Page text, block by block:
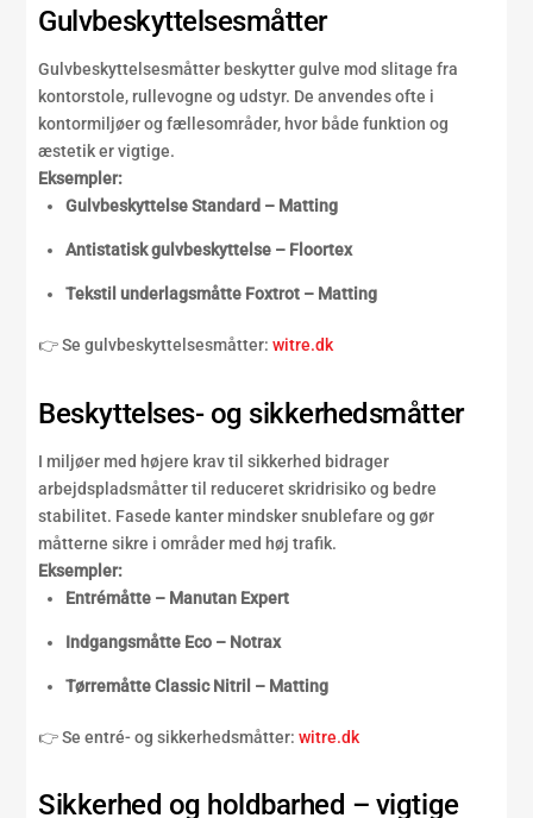
Gulvbeskyttelsesmåtter
Gulvbeskyttelsesmåtter beskytter gulve mod slitage fra
kontorstole, rullevogne og udstyr. De anvendes ofte i
kontormiljøer og fællesområder, hvor både funktion og
æstetik er vigtige.
Eksempler:
Gulvbeskyttelse Standard – Matting
Antistatisk gulvbeskyttelse – Floortex
Tekstil underlagsmåtte Foxtrot – Matting
👉 Se gulvbeskyttelsesmåtter:witre.dk
Beskyttelses- og sikkerhedsmåtter
I miljøer med højere krav til sikkerhed bidrager
arbejdspladsmåtter til reduceret skridrisiko og bedre
stabilitet. Fasede kanter mindsker snublefare og gør
måtterne sikre i områder med høj trafik.
Eksempler:
Entrémåtte – Manutan Expert
Indgangsmåtte Eco – Notrax
Tørremåtte Classic Nitril – Matting
👉 Se entré- og sikkerhedsmåtter:witre.dk
Sikkerhed og holdbarhed – vigtige